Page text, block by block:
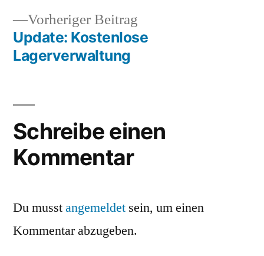
Vorheriger Beitrag
Beitrag:
Update: Kostenlose
Lagerverwaltung
Schreibe einen
Kommentar
Du musstangemeldet sein, um einen
Kommentar abzugeben.